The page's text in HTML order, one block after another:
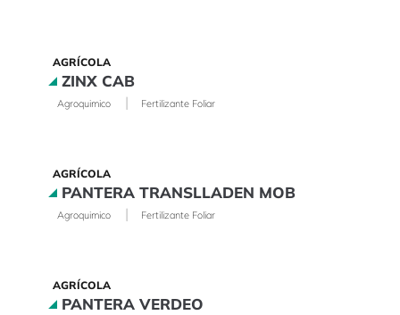
AGRÍCOLA
ZINX CAB
Agroquimico | Fertilizante Foliar
AGRÍCOLA
PANTERA TRANSLLADEN MOB
Agroquimico | Fertilizante Foliar
AGRÍCOLA
PANTERA VERDEO